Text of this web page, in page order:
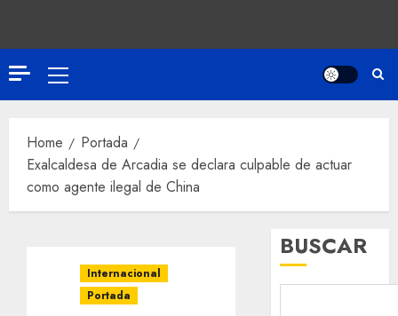
Home
Portada
Exalcaldesa de Arcadia se declara culpable de actuar
como agente ilegal de China
Internacional
Portada
BUSCAR